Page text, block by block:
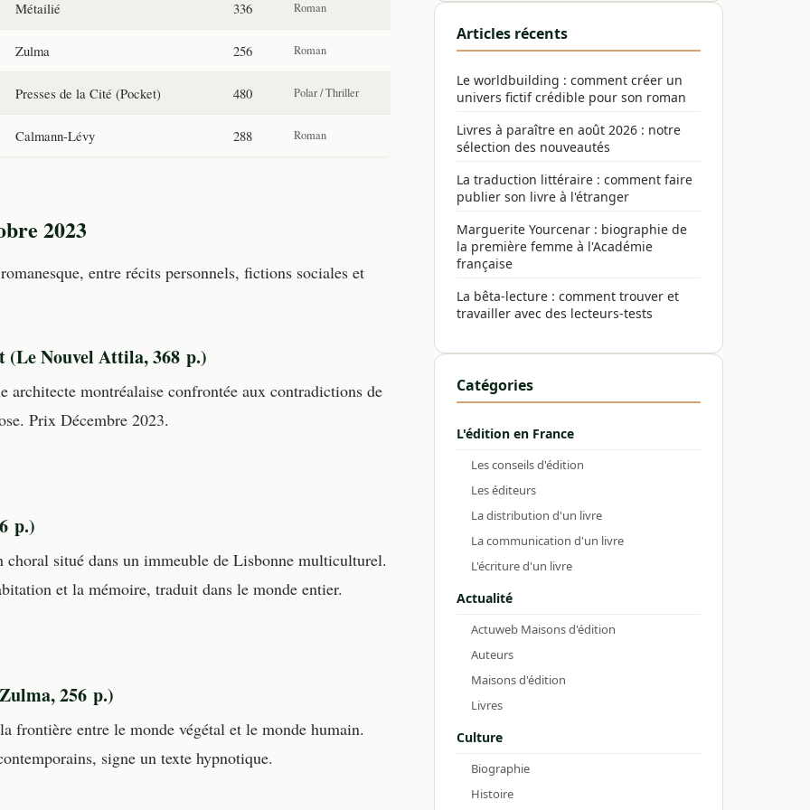
Métailié 336 Roman
Zulma 256 Roman
Presses de la Cité (Pocket) 480 Polar / Thriller
Calmann-Lévy 288 Roman
2023
entre récits personnels, fictions sociales et
Nouvel Attila, 368 p.)
architecte montréalaise confrontée aux contradictions de
Prix Décembre 2023.
p.)
situé dans un immeuble de Lisbonne multiculturel.
et la mémoire, traduit dans le monde entier.
256 p.)
frontière entre le monde végétal et le monde humain.
signe un texte hypnotique.
Articles récents
Le worldbuilding : comment créer un
univers fictif crédible pour son roman
Livres à paraître en août 2026 : notre
sélection des nouveautés
La traduction littéraire : comment faire
publier son livre à l'étranger
Marguerite Yourcenar : biographie de
la première femme à l'Académie
française
La bêta-lecture : comment trouver et
travailler avec des lecteurs-tests
Catégories
L'édition en France
Les conseils d'édition
Les éditeurs
La distribution d'un livre
La communication d'un livre
L'écriture d'un livre
Actualité
Actuweb Maisons d'édition
Auteurs
Maisons d'édition
Livres
Culture
Biographie
Histoire